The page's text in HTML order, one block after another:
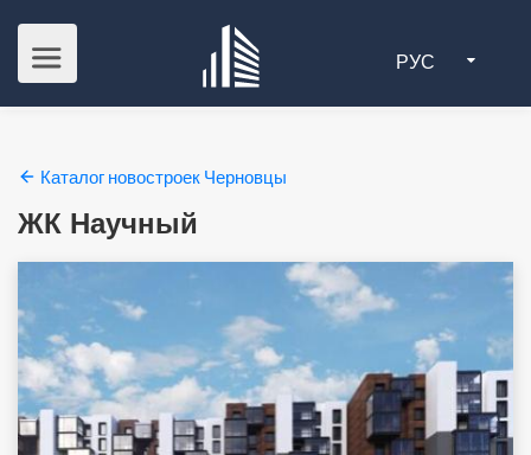
РУС
Каталог новостроек Черновцы
ЖК Научный